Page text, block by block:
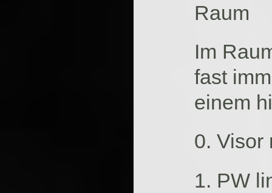
Raum
Im
fast
einem
0. Visor
1. PW